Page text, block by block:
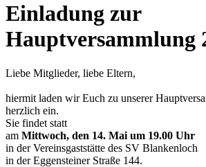
Einladung zur
Hauptversammlung
Liebe Mitglieder, liebe Eltern,
hiermit laden wir Euch zu unserer
herzlich ein.
Sie findet statt
am Mittwoch, den 14. Mai um 19.00 Uhr
in der Vereinsgaststätte des SV Blankenloch
in der Eggensteiner Straße 144.